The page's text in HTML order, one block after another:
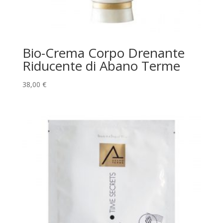
Bio-Crema Corpo Drenante
Riducente di Abano Terme
38,00 €